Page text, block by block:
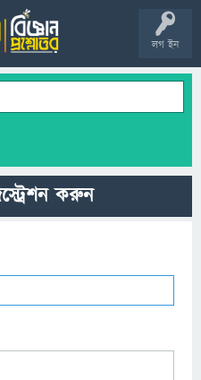
লগ ইন
করুন